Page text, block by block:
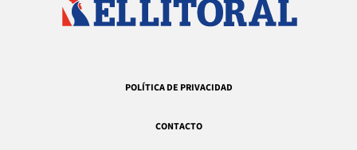
POLÍTICA DE PRIVACIDAD
CONTACTO